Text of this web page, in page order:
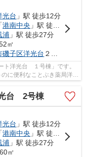
光台 」駅 徒歩12分
「港南中央 」駅 徒歩27分
浦 」駅 徒歩27分
㎡
磯子区洋光台 ２丁目18-34
ト洋光台 １号棟」です。
に便利なことぶき薬局洋光
台 2号棟
光台 」駅 徒歩12分
「港南中央 」駅 徒歩27分
浦 」駅 徒歩27分
㎡